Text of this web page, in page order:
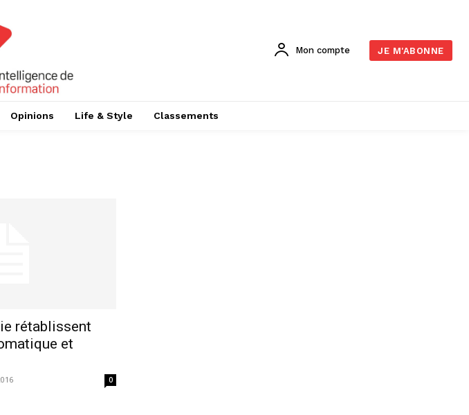
Mon compte JE M'ABONNE
Opinions Life & Style Classements
rétablissent
et
0